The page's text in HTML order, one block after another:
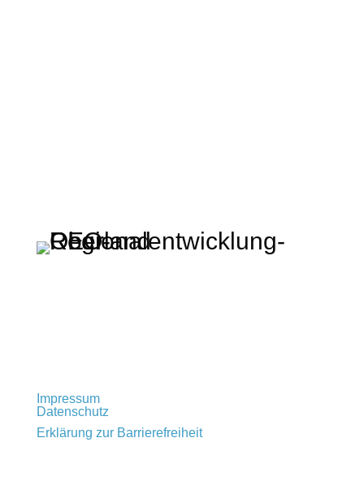
Impressum
Datenschutz
Erklärung zur Barrierefreiheit